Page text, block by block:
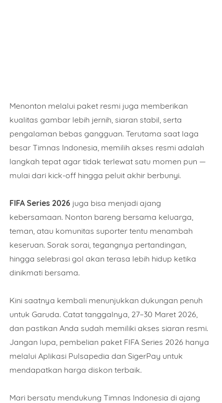
Menonton melalui paket resmi juga memberikan
kualitas gambar lebih jernih, siaran stabil, serta
pengalaman bebas gangguan. Terutama saat laga
besar Timnas Indonesia, memilih akses resmi adalah
langkah tepat agar tidak terlewat satu momen pun —
mulai dari kick-off hingga peluit akhir berbunyi.
FIFA Series 2026 juga bisa menjadi ajang
kebersamaan. Nonton bareng bersama keluarga,
teman, atau komunitas suporter tentu menambah
keseruan. Sorak sorai, tegangnya pertandingan,
hingga selebrasi gol akan terasa lebih hidup ketika
dinikmati bersama.
Kini saatnya kembali menunjukkan dukungan penuh
untuk Garuda. Catat tanggalnya, 27–30 Maret 2026,
dan pastikan Anda sudah memiliki akses siaran resmi.
Jangan lupa, pembelian paket FIFA Series 2026 hanya
melalui Aplikasi Pulsapedia dan SigerPay untuk
mendapatkan harga diskon terbaik.
Mari bersatu mendukung Timnas Indonesia di ajang
Item Choices
Total
Date
Comment
This order requires the WhatsApp application.
ORDER NOW